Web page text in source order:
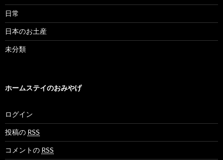
日常
日本のお土産
未分類
ホームステイのおみやげ
ログイン
投稿の RSS
コメントの RSS